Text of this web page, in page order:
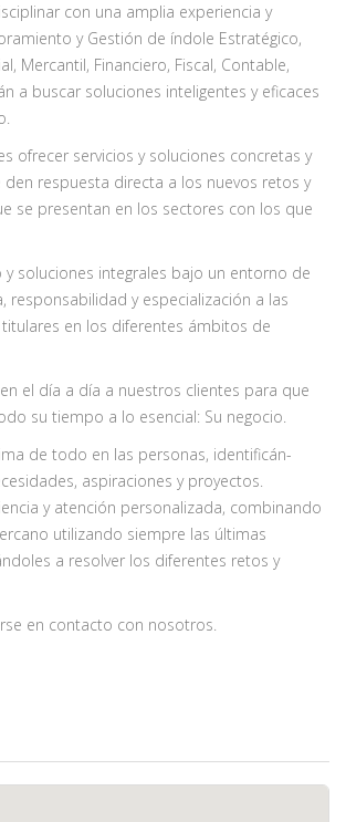
con una amplia experiencia y
y Gestión de índole Estratégico,
Mercantil, Financiero, Fiscal, Contable,
a buscar soluciones inteligentes y eficaces
ofrecer servicios y soluciones con­cretas y
respuesta directa a los nuevos retos y
se presentan en los sec­tores con los que
soluciones integrales bajo un entorno de
responsabilidad y especialización a las
en los diferentes ámbitos de
el día a día a nuestros clientes para que
su tiempo a lo esencial: Su negocio.
de todo en las personas, identificán­
aspiraciones y proyectos.
y atención personalizada, combinando
utilizando siempre las últimas
a resolver los diferentes retos y
en contacto con nosotros.